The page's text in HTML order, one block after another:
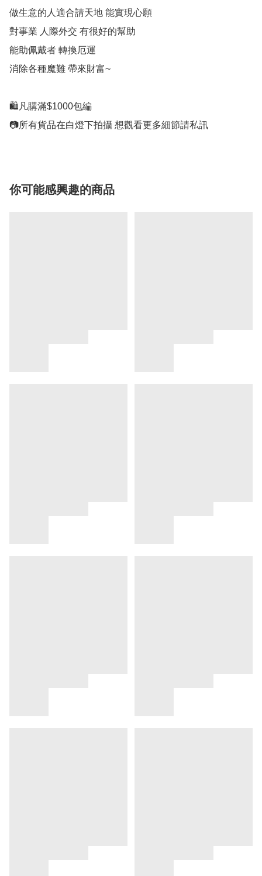
做生意的人適合請天地 能實現心願
對事業 人際外交 有很好的幫助
能助佩戴者 轉換厄運
消除各種魔難 帶來財富~
🛍凡購滿$1000包編
你可能感興趣的商品